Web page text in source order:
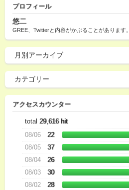
プロフィール
悠二
GREE、Twitterと内容がかぶることがあります。
アクセスカウンター
total 29,616 hit
08/06
22
08/05
37
08/04
26
08/03
30
08/02
28